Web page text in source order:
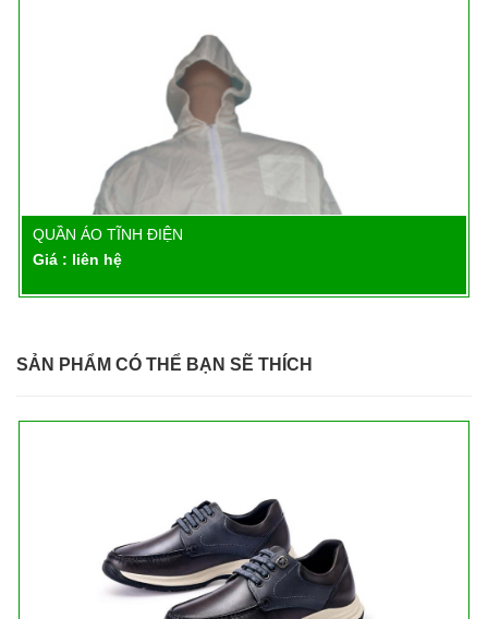
QUẦN ÁO TĨNH ĐIỆN
Giá : liên hệ
SẢN PHẨM CÓ THỂ BẠN SẼ THÍCH